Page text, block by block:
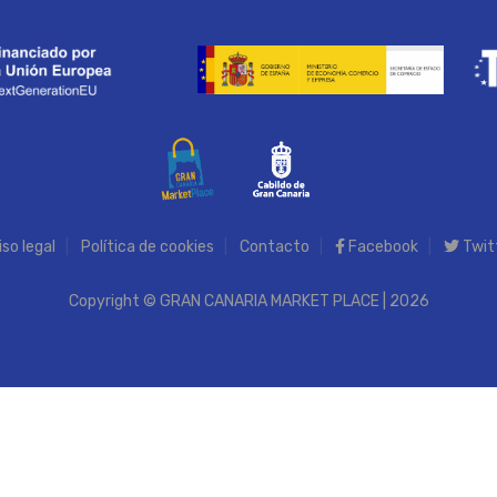
legal Política de cookies Contacto Facebook
Copyright © GRAN CANARIA MARKET PLACE | 2026